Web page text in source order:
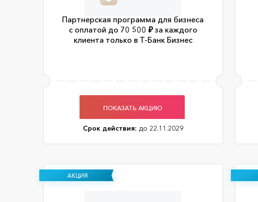
Партнерская программа для бизнеса
с оплатой до 70 500 ₽ за каждого
клиента только в Т-Банк Бизнес
ПОКАЗАТЬ АКЦИЮ
Срок действия: до 22.11.2029
АКЦИЯ